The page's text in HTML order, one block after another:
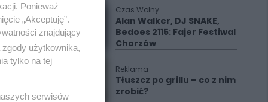
Czas Wolny
Alan Walker, DJ SNAKE,
Bedoes 2115: Fajer Festiwal
Chorzów
Reklama
Tłuszcz po grillu – co z nim
zrobić?
Ponieważ
„Akceptuję”.
znajdujący
użytkownika,
tylko na tej
serwisów